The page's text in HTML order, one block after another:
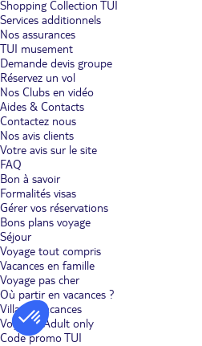
Shopping Collection TUI
Services additionnels
Nos assurances
TUI musement
Demande devis groupe
Réservez un vol
Nos Clubs en vidéo
Aides & Contacts
Contactez nous
Nos avis clients
Votre avis sur le site
FAQ
Bon à savoir
Formalités visas
Gérer vos réservations
Bons plans voyage
Séjour
Voyage tout compris
Vacances en famille
Voyage pas cher
Où partir en vacances ?
Villages vacances
Voyages Adult only
Code promo TUI